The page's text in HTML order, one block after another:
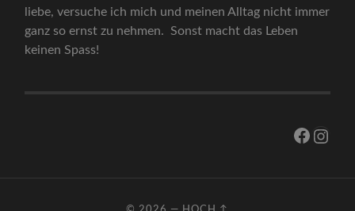
liebe, versuche ich mich und meinen Alltag nicht immer
ganz so ernst zu nehmen. Sonst macht das Leben
keinen Spass!
© 2026 — HOCH ↑